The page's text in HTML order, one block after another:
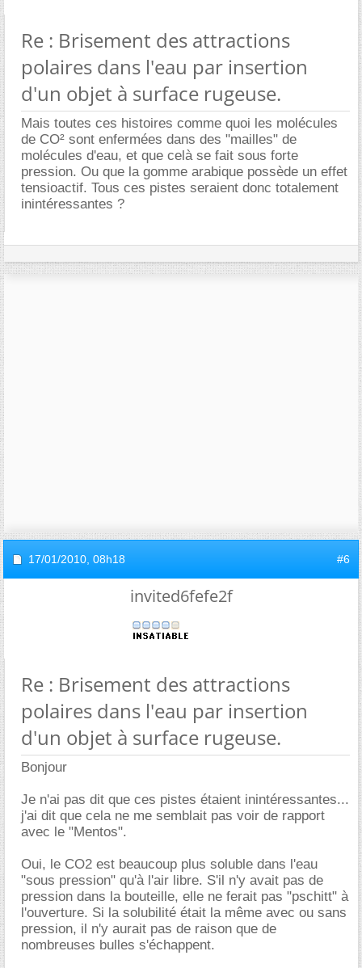
Re : Brisement des attractions
polaires dans l'eau par insertion
d'un objet à surface rugeuse.
Mais toutes ces histoires comme quoi les molécules
de CO² sont enfermées dans des "mailles" de
molécules d'eau, et que celà se fait sous forte
pression. Ou que la gomme arabique possède un effet
tensioactif. Tous ces pistes seraient donc totalement
inintéressantes ?
17/01/2010, 08h18 #6
invited6fefe2f
Re : Brisement des attractions
polaires dans l'eau par insertion
d'un objet à surface rugeuse.
Bonjour
Je n'ai pas dit que ces pistes étaient inintéressantes...
j'ai dit que cela ne me semblait pas voir de rapport
avec le "Mentos".
Oui, le CO2 est beaucoup plus soluble dans l'eau
"sous pression" qu'à l'air libre. S'il n'y avait pas de
pression dans la bouteille, elle ne ferait pas "pschitt" à
l'ouverture. Si la solubilité était la même avec ou sans
pression, il n'y aurait pas de raison que de
nombreuses bulles s'échappent.